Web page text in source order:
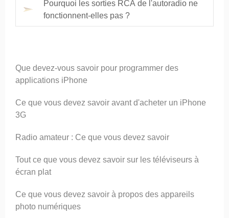
Pourquoi les sorties RCA de l'autoradio ne
fonctionnent-elles pas ?
Que devez-vous savoir pour programmer des
applications iPhone
Ce que vous devez savoir avant d'acheter un iPhone
3G
Radio amateur : Ce que vous devez savoir
Tout ce que vous devez savoir sur les téléviseurs à
écran plat
Ce que vous devez savoir à propos des appareils
photo numériques